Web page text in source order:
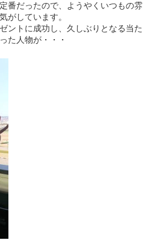
番だったので、ようやくいつもの雰
がしています。
ントに成功し、久しぶりとなる当た
た人物が・・・